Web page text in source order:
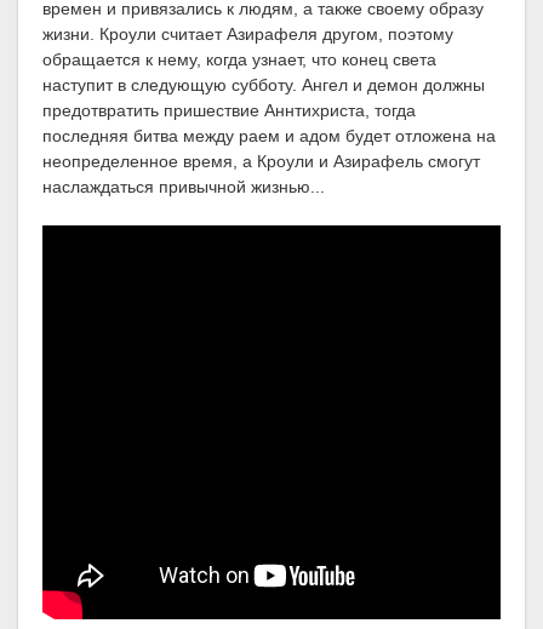
времен и привязались к людям, а также своему образу
жизни. Кроули считает Азирафеля другом, поэтому
обращается к нему, когда узнает, что конец света
наступит в следующую субботу. Ангел и демон должны
предотвратить пришествие Аннтихриста, тогда
последняя битва между раем и адом будет отложена на
неопределенное время, а Кроули и Азирафель смогут
наслаждаться привычной жизнью...